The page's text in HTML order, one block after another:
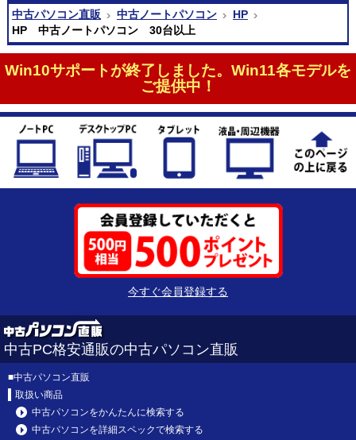
中古パソコン直販
中古ノートパソコン
HP
HP 中古ノートパソコン 30台以上
Win10サポートが終了しました。Win11各モデルを
ご提供中！
今すぐ会員登録する
中古PC格安通販の中古パソコン直販
■中古パソコン直販
取扱い商品
中古パソコンをかんたんに検索する
中古パソコンを詳細スペックで検索する